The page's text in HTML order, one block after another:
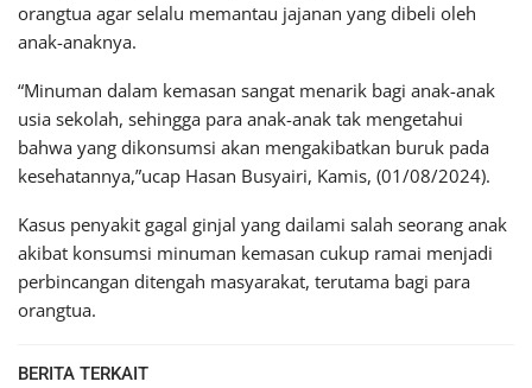
orangtua agar selalu memantau jajanan yang dibeli oleh
anak-anaknya.
“Minuman dalam kemasan sangat menarik bagi anak-anak
usia sekolah, sehingga para anak-anak tak mengetahui
bahwa yang dikonsumsi akan mengakibatkan buruk pada
kesehatannya,”ucap Hasan Busyairi, Kamis, (01/08/2024).
Kasus penyakit gagal ginjal yang dailami salah seorang anak
akibat konsumsi minuman kemasan cukup ramai menjadi
perbincangan ditengah masyarakat, terutama bagi para
orangtua.
BERITA TERKAIT